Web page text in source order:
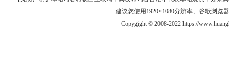
建议您使用1920×1080分辨率、谷歌浏览
Copygight © 2008-2022 https://